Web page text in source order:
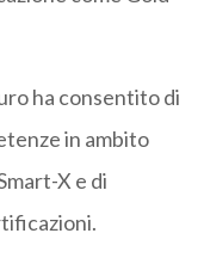
ha consentito di
in ambito
X e di